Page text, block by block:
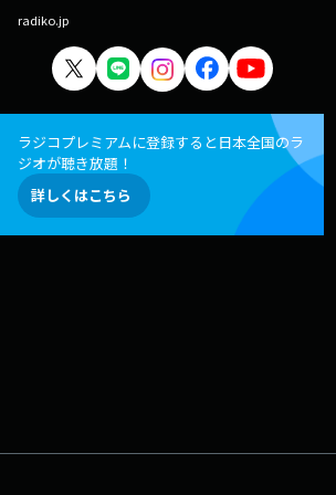
radiko.jp
ラジコプレミアムに登録すると日本全国のラ
ジオが聴き放題！
詳しくはこちら